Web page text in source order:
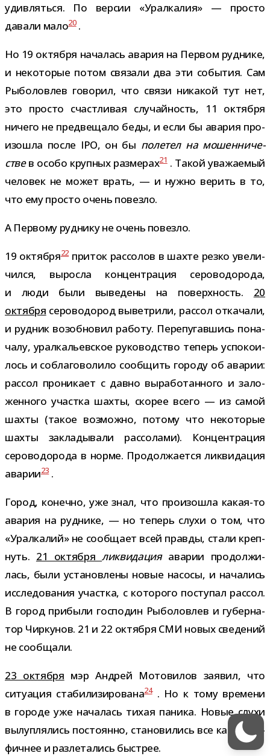
удив­ляться. По вер­сии «Уралкалия» — про­сто
давали мало20.
Но 19 октября нача­лась ава­рия на Первом руд­нике,
и неко­то­рые потом свя­зали два эти собы­тия. Сам
Рыболовлев гово­рил, что связи ника­кой тут нет,
это про­сто счаст­ли­вая слу­чай­ность, 11 октября
ничего не пред­ве­щало беды, и если бы ава­рия про­
изо­шла после IPO, он бы поле­тел на мошен­ни­че­
ствев особо круп­ных раз­ме­рах21. Такой ува­жа­е­мый
чело­век не может врать, — и нужно верить в то,
что ему про­сто очень повезло.
А Первому руд­нику не очень повезло.
19 октября22при­ток рас­со­лов в шахте резко уве­ли­
чился, выросла кон­цен­тра­ция серо­во­до­рода,
и люди были выве­дены на поверх­ность. 20
октября серо­во­до­род вывет­рили, рас­сол отка­чали,
и руд­ник воз­об­но­вил работу. Перепугавшись пона­
чалу, урал­ка­льев­ское руко­вод­ство теперь успо­ко­и­
лось и собла­го­во­лило сооб­щить городу об ава­рии:
рас­сол про­ни­кает с давно выра­бо­тан­ного и зало­
жен­ного участка шахты, ско­рее всего — из самой
шахты (такое воз­можно, потому что неко­то­рые
шахты закла­ды­вали рас­со­лами). Концентрация
серо­во­до­рода в норме. Продолжается лик­ви­да­ция
ава­рии23.
Город, конечно, уже знал, что про­изо­шла какая-​то
ава­рия на руд­нике, — но теперь слухи о том, что
«Уралкалий» не сооб­щает всей правды, стали креп­
нуть. 21 октября лик­ви­да­цияава­рии про­дол­жи­
лась, были уста­нов­лены новые насосы, и нача­лись
иссле­до­ва­ния участка, с кото­рого посту­пал рас­сол.
В город при­были гос­по­дин Рыболовлев и губер­на­
тор Чиркунов. 21 и 22 октября СМИ новых све­де­ний
не сообщали.
23 октября мэр Андрей Мотовилов заявил, что
ситу­а­ция ста­би­ли­зи­ро­вана24. Но к тому вре­мени
в городе уже нача­лась тихая паника. Новые слухи
вылуп­ля­лись посто­янно, ста­но­ви­лись все ката­стро­
фич­нее и раз­ле­та­лись быстрее.